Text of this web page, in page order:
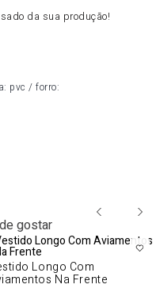
da sua produção!
pvc / forro:
gostar
Longo Com
Na Frente